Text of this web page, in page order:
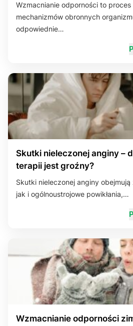
Wzmacnianie odporności to proces
mechanizmów obronnych
odpowiednie…
Skutki nieleczonej anginy –
terapii jest groźny?
Skutki nieleczonej anginy
jak i ogólnoustrojowe powikłania,…
Wzmacnianie odporności